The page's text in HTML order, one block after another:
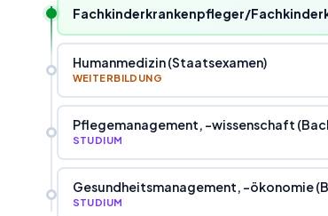
Fachkinderkrankenpfleger/
Humanmedizin (Staatsexamen)
WEITERBILDUNG
Pflegemanagement, -wissenschaft
STUDIUM
Gesundheitsmanagement, -ökonomie
STUDIUM